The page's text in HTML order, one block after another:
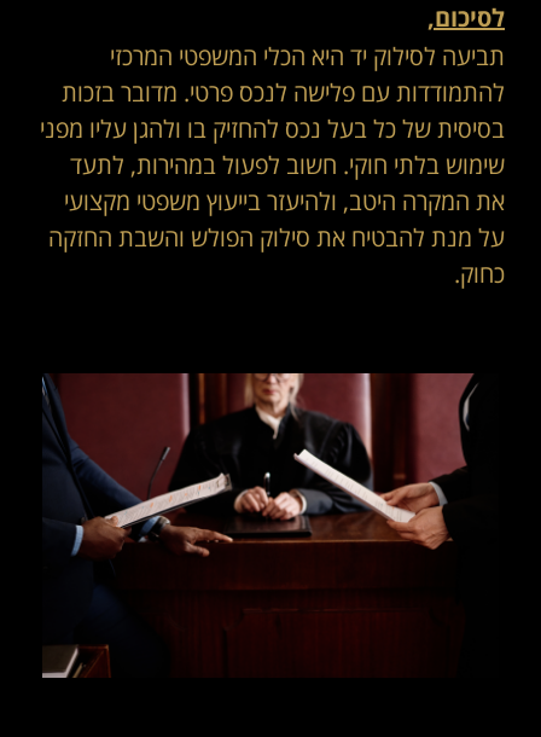
לסיכום,
תביעה לסילוק יד היא הכלי המשפטי המרכזי
להתמודדות עם פלישה לנכס פרטי. מדובר בזכות
בסיסית של כל בעל נכס להחזיק בו ולהגן עליו מפני
שימוש בלתי חוקי. חשוב לפעול במהירות, לתעד
את המקרה היטב, ולהיעזר בייעוץ משפטי מקצועי
על מנת להבטיח את סילוק הפולש והשבת החזקה
כחוק.